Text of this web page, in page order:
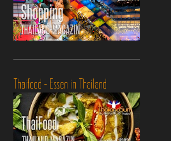
Thaifood - Essen in Thailand